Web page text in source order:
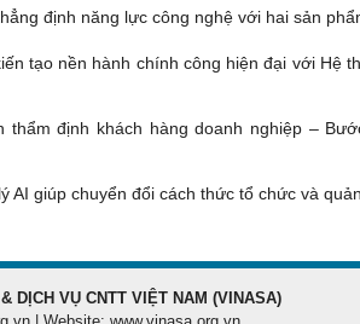
định năng lực công nghệ với hai sản
tạo nền hành chính công hiện đại với Hệ
định khách hàng doanh nghiệp –
AI giúp chuyển đổi cách thức tổ chức và
DỊCH VỤ CNTT VIỆT NAM (VINASA)